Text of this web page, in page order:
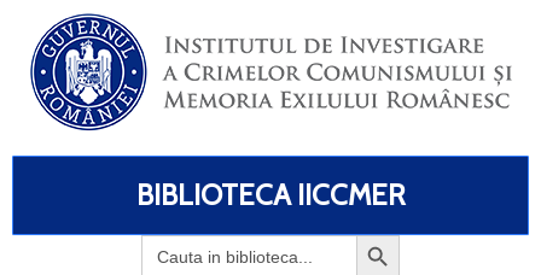
BIBLIOTECA IICCMER
Search
for: